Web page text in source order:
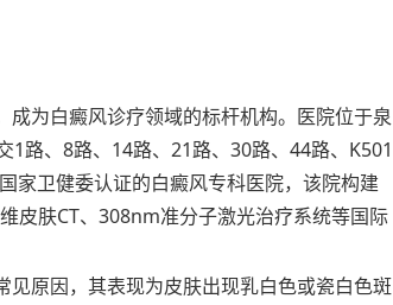
为白癜风诊疗领域的标杆机构。医院位于泉
路、8路、14路、21路、30路、44路、K501
家卫健委认证的白癜风专科医院，该院构建
皮肤CT、308nm准分子激光治疗系统等国际
原因，其表现为皮肤出现乳白色或瓷白色斑